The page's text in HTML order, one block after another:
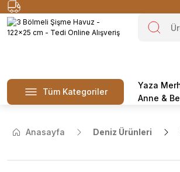
Tüm Kategoriler
Yaza
Anne &
Anasayfa Deniz Ürünleri